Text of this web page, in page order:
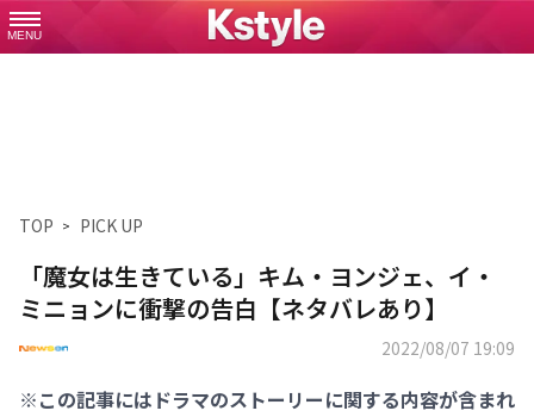
MENU
TOP PICK UP
「魔女は生きている」キム・ヨンジェ、イ・
ミニョンに衝撃の告白【ネタバレあり】
2022/08/07 19:09
※この記事にはドラマのストーリーに関する内容が含まれ